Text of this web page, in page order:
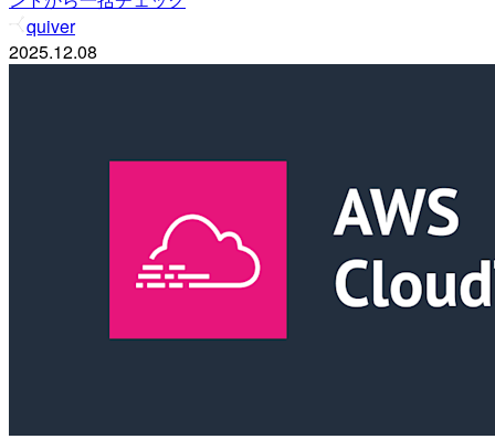
quiver
2025.12.08